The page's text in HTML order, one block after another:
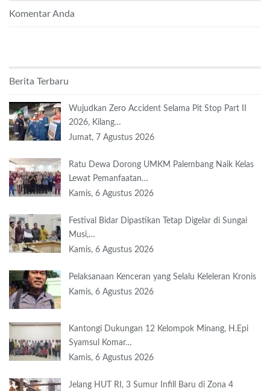
Komentar Anda
Berita Terbaru
Wujudkan Zero Accident Selama Pit Stop Part II
2026, Kilang…
Jumat, 7 Agustus 2026
Ratu Dewa Dorong UMKM Palembang Naik Kelas
Lewat Pemanfaatan…
Kamis, 6 Agustus 2026
Festival Bidar Dipastikan Tetap Digelar di Sungai
Musi,…
Kamis, 6 Agustus 2026
Pelaksanaan Kenceran yang Selalu Keleleran Kronis
Kamis, 6 Agustus 2026
Kantongi Dukungan 12 Kelompok Minang, H.Epi
Syamsul Komar…
Kamis, 6 Agustus 2026
Jelang HUT RI, 3 Sumur Infill Baru di Zona 4